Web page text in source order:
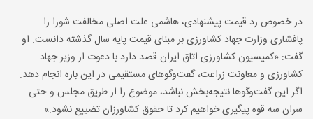
در خصوص رد قیمت پیشنهادی، هاشمی علت اصلی مخالفت شورا را
پافشاری وزارت جهاد کشاورزی بر مبنای قیمت پایه سال گذشته دانست. او
گفت: «کمیسیون کشاورزی اتاق ایران قصد دارد با دعوت از وزیر جهاد
کشاورزی و معاونت زراعت، گفت‌وگوهای مستقیمی در این باره انجام دهد.
اگر این گفت‌وگوها نتیجه‌بخش نباشد، موضوع را از طریق مجلس و حتی
سران سه قوه پیگیری خواهیم کرد تا حقوق کشاورزان تضییع نشود.»